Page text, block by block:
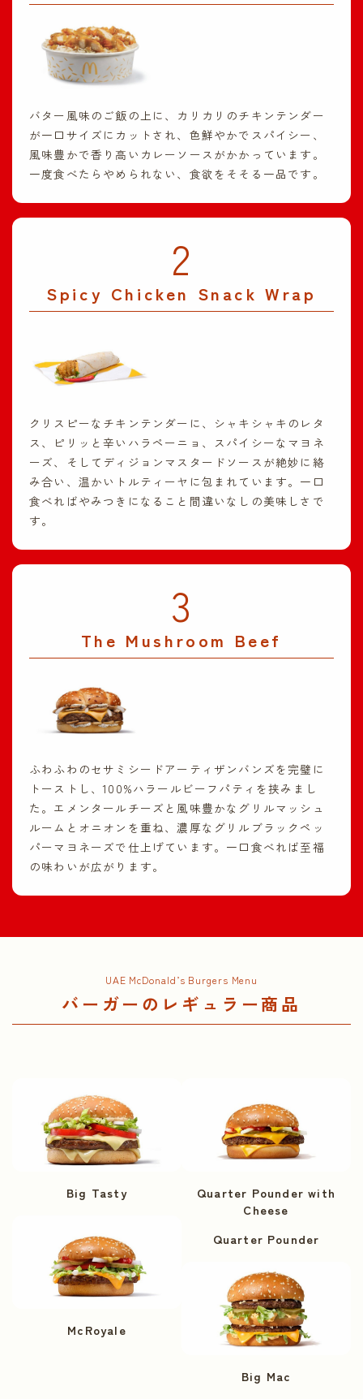
バター風味のご飯の上に、カリカリのチキンテンダー
が一口サイズにカットされ、色鮮やかでスパイシー、
風味豊かで香り高いカレーソースがかかっています。
一度食べたらやめられない、食欲をそそる一品です。
2
Spicy Chicken Snack Wrap
クリスピーなチキンテンダーに、シャキシャキのレタ
ス、ピリッと辛いハラペーニョ、スパイシーなマヨネ
ーズ、そしてディジョンマスタードソースが絶妙に絡
み合い、温かいトルティーヤに包まれています。一口
食べればやみつきになること間違いなしの美味しさで
す。
3
The Mushroom Beef
ふわふわのセサミシードアーティザンバンズを完璧に
トーストし、100%ハラールビーフパティを挟みまし
た。エメンタールチーズと風味豊かなグリルマッシュ
ルームとオニオンを重ね、濃厚なグリルブラックペッ
パーマヨネーズで仕上げています。一口食べれば至福
の味わいが広がります。
UAE McDonald’s Burgers Menu
バーガーのレギュラー商品
Big Tasty
McRoyale
Quarter Pounder with
Cheese
Quarter Pounder
Big Mac